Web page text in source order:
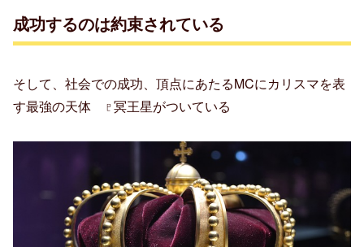
成功するのは約束されている
そして、社会での成功、頂点にあたるMCにカリスマを表
す最強の天体 ♇冥王星がついている